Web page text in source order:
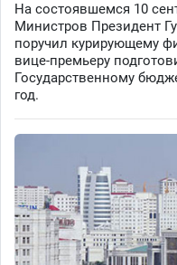
На состоявшемся 10
Министров Президент
поручил курирующему
вице-премьеру
Государственному
год.